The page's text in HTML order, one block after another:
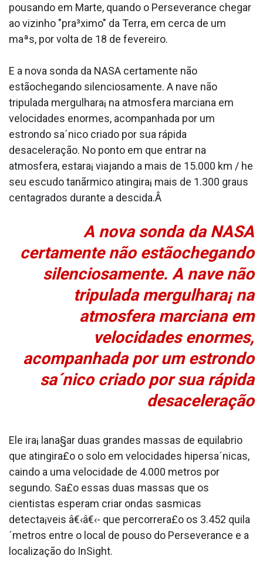
pousando em Marte, quando o Perseverance chegar
ao vizinho "pra³ximo" da Terra, em cerca de um
maªs, por volta de 18 de fevereiro.
E a nova sonda da NASA certamente não
estãochegando silenciosamente. A nave não
tripulada mergulhara¡ na atmosfera marciana em
velocidades enormes, acompanhada por um
estrondo sa´nico criado por sua rápida
desaceleração. No ponto em que entrar na
atmosfera, estara¡ viajando a mais de 15.000 km / he
seu escudo tanãrmico atingira¡ mais de 1.300 graus
centa­grados durante a descida.Â
A nova sonda da NASA
certamente não estãochegando
silenciosamente. A nave não
tripulada mergulhara¡ na
atmosfera marciana em
velocidades enormes,
acompanhada por um estrondo
sa´nico criado por sua rápida
desaceleração
Ele ira¡ lana§ar duas grandes massas de equila­brio
que atingira£o o solo em velocidades hipersa´nicas,
caindo a uma velocidade de 4.000 metros por
segundo. Sa£o essas duas massas que os
cientistas esperam criar ondas sa­smicas
detecta¡veis â€‹â€‹- que percorrera£o os 3.452 quila
´metros entre o local de pouso do Perseverance e a
localização do InSight.